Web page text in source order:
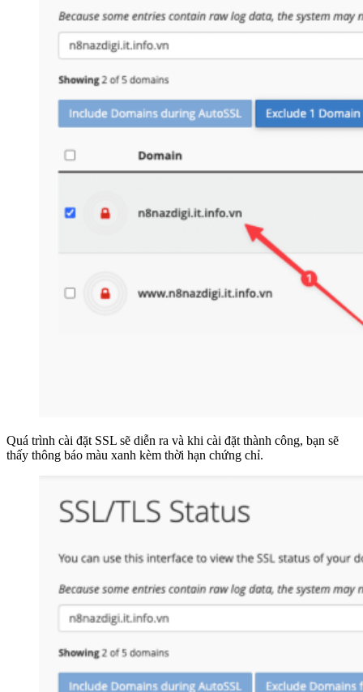
Quá trình cài đặt SSL sẽ diễn ra và khi cài đặt thành công, bạn sẽ
thấy thông báo màu xanh kèm thời hạn chứng chỉ.